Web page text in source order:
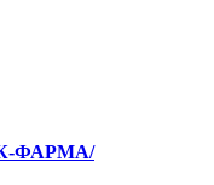
ФАРМА/